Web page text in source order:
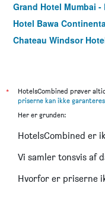
Grand Hotel Mumbai
Hotel Bawa
Chateau Windsor
Hotel Milan
Suba Galaxy
Sea Palace Hotel
Hotel Oriental Aster -
Diplomat Hotel
*
HotelsCombined prøver
priserne kan ikke garanteres
Her er grunden:
HotelsCombined er
Vi samler tonsvis af
Hvorfor er priserne